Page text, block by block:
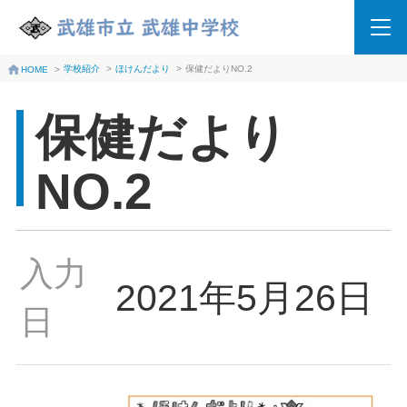
HOME > 学校紹介 > ほけんだより > 保健だよりNO.2
保健だより
NO.2
入力
日
2021年5月26日